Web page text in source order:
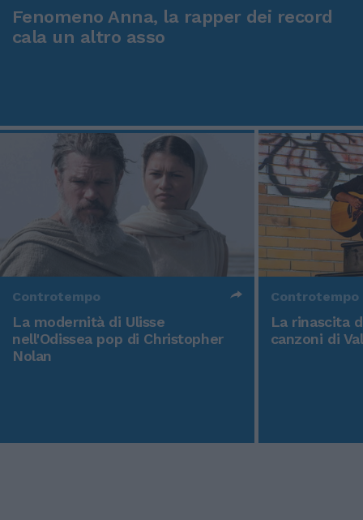
Fenomeno Anna, la rapper dei record
cala un altro asso
Controtempo
La modernità di Ulisse
nell'Odissea pop di Christopher
Nolan
Controtempo
La rinascita
canzoni di